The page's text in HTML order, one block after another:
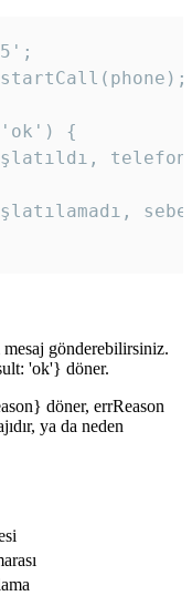
'ok') {
gönderebilirsiniz.
'ok'} döner.
döner, errReason
ya da neden